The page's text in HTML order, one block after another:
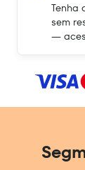
Tenha
sem
—